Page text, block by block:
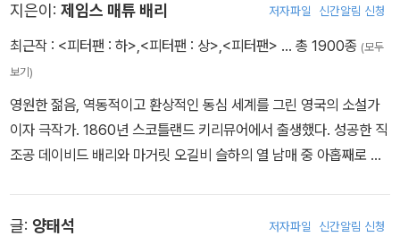
지은이: 제임스 매튜 배리 저자파일 신간알림 신청
최근작 : <피터팬 : 하>,<피터팬 : 상>,<피터팬> … 총 1900종 (모두
보기)
영원한 젊음, 역동적이고 환상적인 동심 세계를 그린 영국의 소설가
이자 극작가. 1860년 스코틀랜드 키리뮤어에서 출생했다. 성공한 직
조공 데이비드 배리와 마거릿 오길비 슬하의 열 남매 중 아홉째로 태
을 확인했다. 졸업 후, 언론인의 꿈을 품고 런던에서 기자 생활을 시작
글: 양태석 저자파일 신간알림 신청